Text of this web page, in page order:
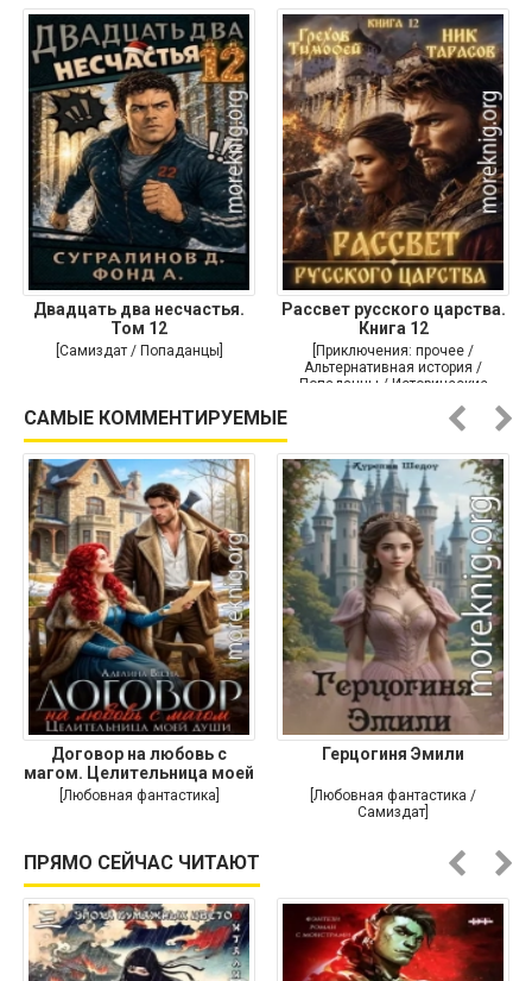
Двадцать два несчастья.
Том 12
[Самиздат / Попаданцы]
Рассвет русского царства.
Книга 12
[Приключения: прочее /
Альтернативная история /
Попаданцы / Исторические
САМЫЕ КОММЕНТИРУЕМЫЕ
Договор на любовь с
магом. Целительница моей
души
[Любовная фантастика]
Герцогиня Эмили
[Любовная фантастика /
Самиздат]
ПРЯМО СЕЙЧАС ЧИТАЮТ